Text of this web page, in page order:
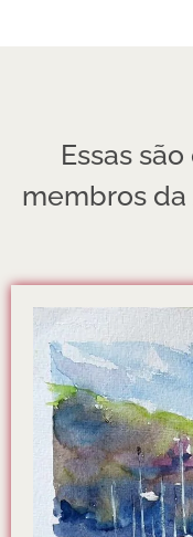
Essas
membros da